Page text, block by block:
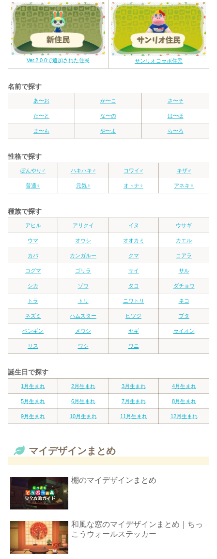
Ver.2.0.0で追加された住民 サンリオコラボ住民
名前で探す
あ〜お か〜こ さ〜そ
た〜と な〜の は〜ほ
ま〜も や〜よ ら〜ろ
性格で探す
ぼんやり♂ ハキハキ♂ コワイ♂ キザ♂
普通♀ 元気♀ オトナ♀ アネキ♀
種族で探す
アヒル アリクイ イヌ ウサギ
ウマ オウシ オオカミ カエル
カバ カンガルー クマ コアラ
コグマ ゴリラ サイ サル
シカ ゾウ タコ ダチョウ
トラ トリ ニワトリ ネコ
ネズミ ハムスター ヒツジ ブタ
ペンギン メウシ ヤギ ライオン
リス ワシ ワニ
誕生日で探す
1月生まれ 2月生まれ 3月生まれ 4月生まれ
5月生まれ 6月生まれ 7月生まれ 8月生まれ
9月生まれ 10月生まれ 11月生まれ 12月生まれ
マイデザインまとめ
棚のマイデザインまとめ
和風な窓のマイデザインまとめ｜ちっ
こうウォールステッカー